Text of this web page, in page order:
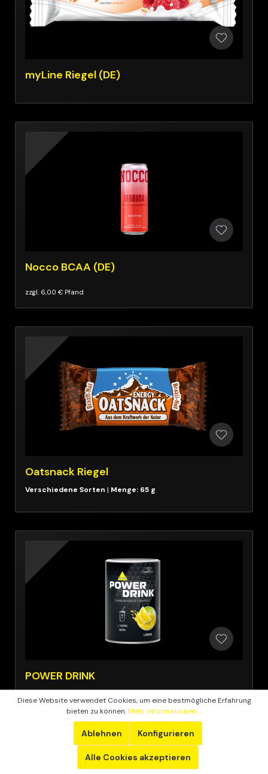
myLine Riegel (DE)
Nocco BCAA (DE)
zzgl. 6,00 € Pfand
Oatsnack Riegel
| Menge: 65 g
POWER DRINK
Diese Website verwendet Cookies, um eine bestmögliche Erfahrung
bieten zu können.Mehr Informationen ...
Ablehnen Konfigurieren
Alle Cookies akzeptieren